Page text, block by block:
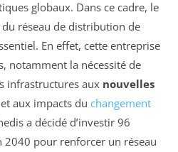
globaux. Dans ce cadre, le
réseau de distribution de
En effet, cette entreprise
notamment la nécessité de
infrastructures aux nouvelles
et aux impacts du changement
a décidé d’investir 96
2040 pour renforcer un réseau